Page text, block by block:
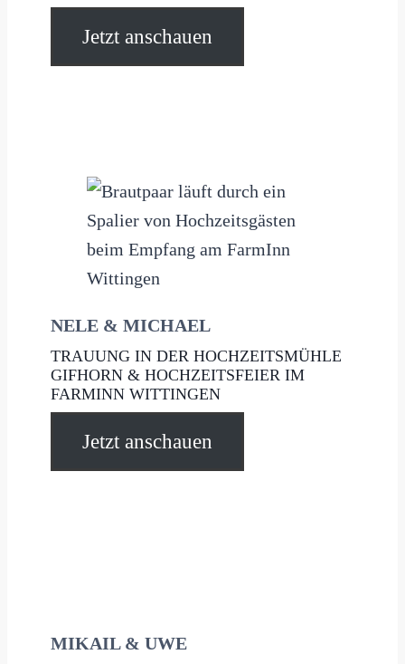
Jetzt anschauen
NELE & MICHAEL
TRAUUNG IN DER HOCHZEITSMÜHLE
GIFHORN & HOCHZEITSFEIER IM
FARMINN WITTINGEN
Jetzt anschauen
MIKAIL & UWE